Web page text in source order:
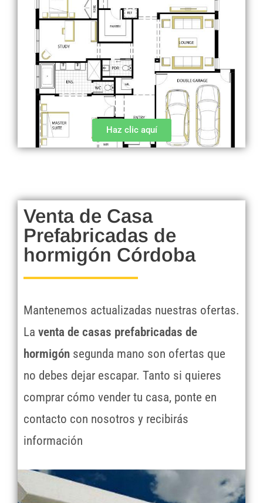
Haz clic aquí
Venta de Casa
Prefabricadas de
hormigón Córdoba
Mantenemos actualizadas nuestras ofertas.
La venta de casas prefabricadas de
hormigón segunda mano son ofertas que
no debes dejar escapar. Tanto si quieres
comprar cómo vender tu casa, ponte en
contacto con nosotros y recibirás
información